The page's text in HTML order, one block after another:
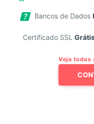
Bancos de Dados
Certificado SSL
Veja todas